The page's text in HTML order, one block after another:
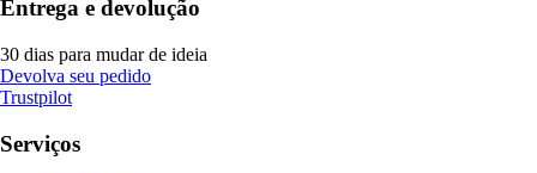
Entrega e devolução
30 dias para mudar de ideia
Devolva seu pedido
Trustpilot
Serviços